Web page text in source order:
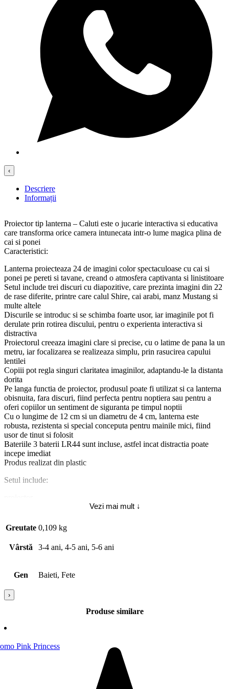
‹
Descriere
Informații
Proiector tip lanterna – Caluti este o jucarie interactiva si educativa
care transforma orice camera intunecata intr-o lume magica plina de
cai si ponei
Caracteristici:
Lanterna proiecteaza 24 de imagini color spectaculoase cu cai si
ponei pe pereti si tavane, creand o atmosfera captivanta si linistitoare
Setul include trei discuri cu diapozitive, care prezinta imagini din 22
de rase diferite, printre care calul Shire, cai arabi, manz Mustang si
multe altele
Discurile se introduc si se schimba foarte usor, iar imaginile pot fi
derulate prin rotirea discului, pentru o experienta interactiva si
distractiva
Proiectorul creeaza imagini clare si precise, cu o latime de pana la un
metru, iar focalizarea se realizeaza simplu, prin rasucirea capului
lentilei
Copiii pot regla singuri claritatea imaginilor, adaptandu-le la distanta
dorita
Pe langa functia de proiector, produsul poate fi utilizat si ca lanterna
obisnuita, fara discuri, fiind perfecta pentru noptiera sau pentru a
oferi copiilor un sentiment de siguranta pe timpul noptii
Cu o lungime de 12 cm si un diametru de 4 cm, lanterna este
robusta, rezistenta si special conceputa pentru mainile mici, fiind
usor de tinut si folosit
Bateriile 3 baterii LR44 sunt incluse, astfel incat distractia poate
incepe imediat
Produs realizat din plastic
Setul include:
3 discuri cu cate 8 imagini fiecare infatisand imagini spectaculoase
Dimensiune ambalaj: 13 x 20.5 x 3 cmLungime proiector: 12 cm
Varsta recomandata: 3 ani+
Atentie! PERICOL DE INGHITIRE – Piese mici. Nu este destinat
direct in sursa de lumina.
Vezi mai mult ↓
Greutate 0,109 kg
Vârstă 3-4 ani, 4-5 ani, 5-6 ani
Gen Baieti, Fete
›
Produse similare